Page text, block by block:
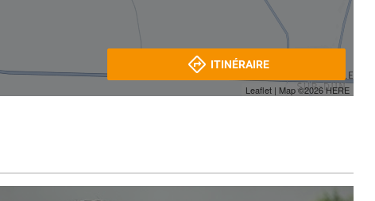
Leaflet | Map ©2026HERE
ITINÉRAIRE